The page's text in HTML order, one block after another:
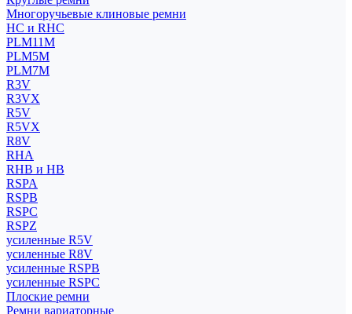
Многоручьевые клиновые ремни
HC и RHC
PLM11M
PLM5M
PLM7M
R3V
R3VX
R5V
R5VX
R8V
RHA
RHB и HB
RSPA
RSPB
RSPC
RSPZ
усиленные R5V
усиленные R8V
усиленные RSPB
усиленные RSPC
Плоские ремни
Ремни вариаторные